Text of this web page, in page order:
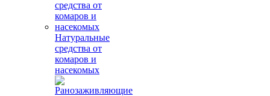
Натуральные
средства от
комаров и
насекомых